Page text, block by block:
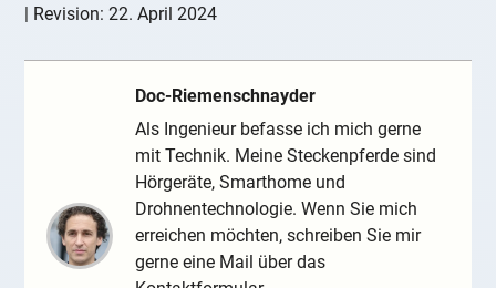
| Revision:22. April 2024
Doc-Riemenschnayder
Als Ingenieur befasse ich mich gerne
mit Technik. Meine Steckenpferde sind
Hörgeräte, Smarthome und
Drohnentechnologie. Wenn Sie mich
erreichen möchten, schreiben Sie mir
gerne eine Mail über das